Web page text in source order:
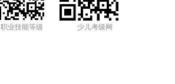
职业技能等级 少儿考级网